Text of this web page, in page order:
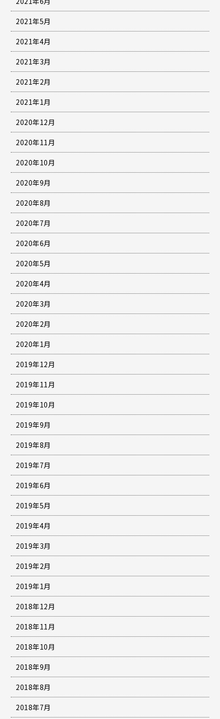
2021年5月
2021年4月
2021年3月
2021年2月
2021年1月
2020年12月
2020年11月
2020年10月
2020年9月
2020年8月
2020年7月
2020年6月
2020年5月
2020年4月
2020年3月
2020年2月
2020年1月
2019年12月
2019年11月
2019年10月
2019年9月
2019年8月
2019年7月
2019年6月
2019年5月
2019年4月
2019年3月
2019年2月
2019年1月
2018年12月
2018年11月
2018年10月
2018年9月
2018年8月
2018年7月